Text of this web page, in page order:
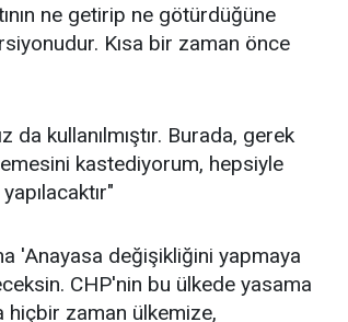
ne getirip ne götürdüğüne
Kısa bir zaman önce
da kullanılmıştır. Burada, gerek
kastediyorum, hepsiyle
'Anayasa değişikliğini yapmaya
CHP'nin bu ülkede yasama
hiçbir zaman ülkemize,